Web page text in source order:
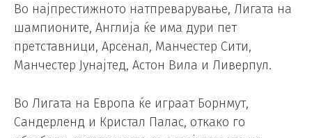
Во најпрестижното натпреварување, Лигата на
шампионите, Англија ќе има дури пет
претставници, Арсенал, Манчестер Сити,
Манчестер Јунајтед, Астон Вила и Ливерпул.
Во Лигата на Европа ќе играат Борнмут,
Сандерленд и Кристал Палас, откако го